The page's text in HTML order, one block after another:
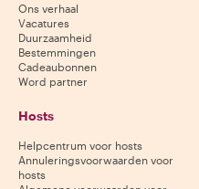
Ons verhaal
Vacatures
Duurzaamheid
Bestemmingen
Cadeaubonnen
Word partner
Hosts
Helpcentrum voor hosts
Annuleringsvoorwaarden voor
hosts